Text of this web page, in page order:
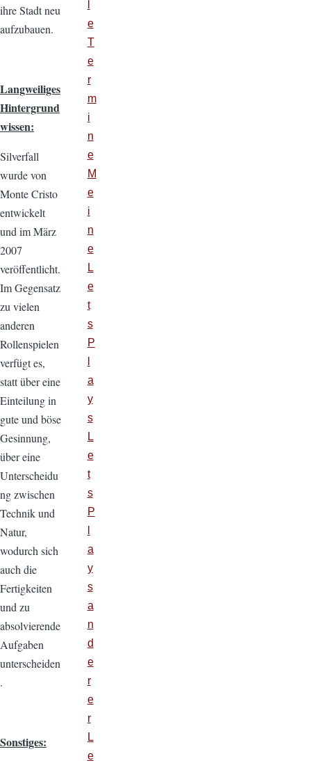
ihre Stadt neu
aufzubauen.
Langweiliges
Hintergrund
wissen:
Silverfall
wurde von
Monte Cristo
entwickelt
und im März
2007
veröffentlicht.
Im Gegensatz
zu vielen
anderen
Rollenspielen
verfügt es,
statt über eine
Einteilung in
gute und böse
Gesinnung,
über eine
Unterscheidu
ng zwischen
Technik und
Natur,
wodurch sich
auch die
Fertigkeiten
und zu
absolvierende
Aufgaben
unterscheiden
.
Sonstiges:
e
T
e
r
m
i
n
e
M
e
i
n
e
L
e
t
s
P
a
y
s
L
e
t
s
P
a
y
s
a
n
d
e
r
e
r
L
e